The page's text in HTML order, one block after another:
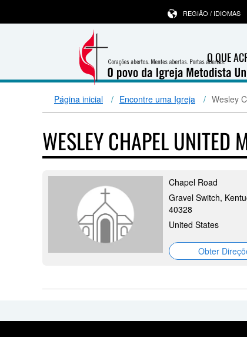
O QUE
REGIÃO / IDIOMAS
Página inicial Encontre uma Igreja Wesley
WESLEY CHAPEL UNITED
Chapel Road
Gravel Switch,
40328
United States
Obter